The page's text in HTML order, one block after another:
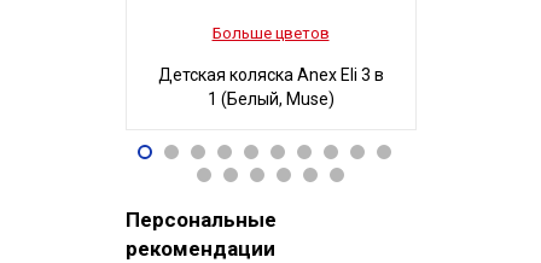
Больше цветов
Детская коляска Anex Eli 3 в
1 (Белый, Muse)
96 490Р
Персональные
рекомендации